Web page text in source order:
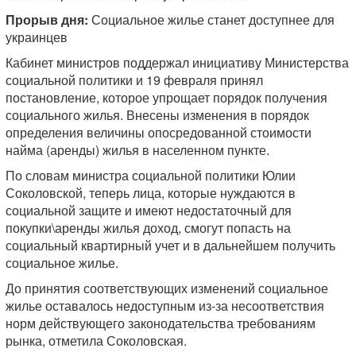
Прорыв дня: Социальное жилье станет доступнее для
украинцев
Кабинет министров поддержал инициативу Министерства
социальной политики и 19 февраля принял
постановление, которое упрощает порядок получения
социального жилья. Внесены изменения в порядок
определения величины опосредованной стоимости
найма (аренды) жилья в населенном пункте.
По словам министра социальной политики Юлии
Соколовской, теперь лица, которые нуждаются в
социальной защите и имеют недостаточный для
покупки\аренды жилья доход, смогут попасть на
социальный квартирный учет и в дальнейшем получить
социальное жилье.
До принятия соответствующих изменений социальное
жилье оставалось недоступным из-за несоответствия
норм действующего законодательства требованиям
рынка, отметила Соколовская.